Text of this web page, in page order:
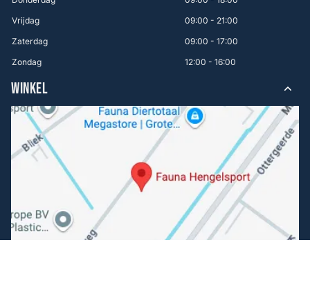
Vrijdag
09:00 - 21:00
Zaterdag
09:00 - 17:00
Zondag
12:00 - 16:00
WINKEL